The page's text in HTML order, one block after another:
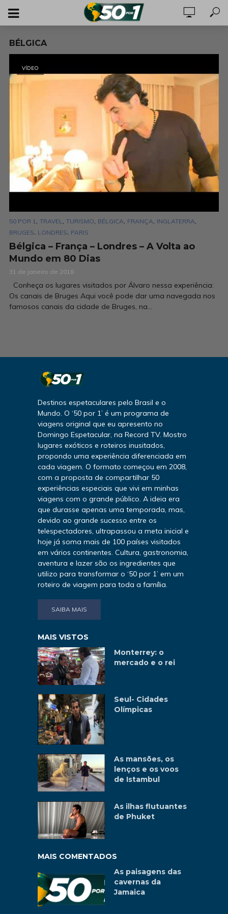
BÉLGICA
VÍDEO
50 POR 1, TRAVEL, TURISMO, BÉLGICA, FRANÇA, INGLATERRA,
BRUGES, LONDRES, PARIS
Bélgica – França – Londres – A Volta ao
Mundo em 80 Dias
31 de janeiro de 2018
Conheça os lugares visitados por Álvaro nessa experiência:
Os canais de Bruges Aqui você pode dar uma navegada nos
famosos canais da cidade de Bruges, na...
Destinos espetaculares pelo Brasil e o
Mundo. O ‘50 por 1’ é um programa de
viagens original que eu apresento no
Domingo Espetacular, na Record TV. Mostro
lugares exóticos e roteiros inusitados,
propondo uma experiência diferenciada em
cada viagem. O formato começou em 2008,
com a proposta de compartilhar 50
experiências especiais que vivi em minhas
viagens com o grande público. A ideia era
que durasse apenas uma temporada, mas,
devido ao grande sucesso entre os
telespectadores, ultrapassou a meta inicial e
hoje já soma mais de 100 países visitados
em vários continentes. Cultura, gastronomia,
aventura e lazer são os ingredientes que
utilizo para transformar o ‘50 por 1’ em um
roteiro de viagem para toda a família.
SAIBA MAIS
MAIS VISTOS
Monterrey: o
mercado e o rei
Seul- Cidades
Olímpicas
As mansões, os
lenços e os voos
de Istambul
As ilhas flutuantes
de Phuket
MAIS COMENTADOS
As paisagens das
cavernas da
Jamaica